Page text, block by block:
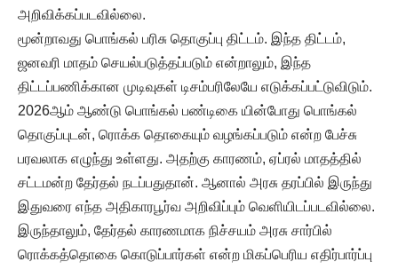
அறிவிக்கப்படவில்லை.
மூன்றாவது பொங்கல் பரிசு தொகுப்பு திட்டம். இந்த திட்டம்,
ஜனவரி மாதம் செயல்படுத்தப்படும் என்றாலும், இந்த
திட்டப்பணிக்கான முடிவுகள் டிசம்பரிலேயே எடுக்கப்பட்டுவிடும்.
2026ஆம் ஆண்டு பொங்கல் பண்டிகை யின்போது பொங்கல்
தொகுப்புடன், ரொக்க தொகையும் வழங்கப்படும் என்ற பேச்சு
பரவலாக எழுந்து உள்ளது. அதற்கு காரணம், ஏப்ரல் மாதத்தில்
சட்டமன்ற தேர்தல் நடப்பதுதான். ஆனால் அரசு தரப்பில் இருந்து
இதுவரை எந்த அதிகாரபூர்வ அறிவிப்பும் வெளியிடப்படவில்லை.
இருந்தாலும், தேர்தல் காரணமாக நிச்சயம் அரசு சார்பில்
ரொக்கத்தொகை கொடுப்பார்கள் என்ற மிகப்பெரிய எதிர்பார்ப்பு